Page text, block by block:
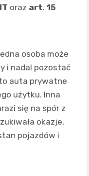
oraz art. 15
osoba może
i nadal pozostać
to auta prywatne
użytku. Inna
się na spór z
okazje,
pojazdów i